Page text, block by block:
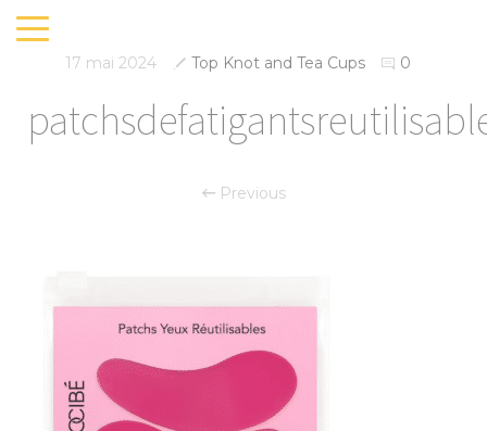
17 mai 2024 Top Knot and Tea Cups 0
Previous